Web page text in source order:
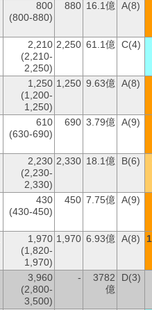
800
(800-880)
880 16.1億 A(8)
2,210
(2,210-
2,250)
2,250 61.1億 C(4)
1,250
(1,200-
1,250)
1,250 9.63億 A(8)
610
(630-690)
690 3.79億 A(9)
2,230
(2,230-
2,330)
2,330 18.1億 B(6)
430
(430-450)
450 7.75億 A(9)
1,970
(1,820-
1,970)
1,970 6.93億 A(8)
3,960
(2,800-
3,500)
-
3782
億
D(3)